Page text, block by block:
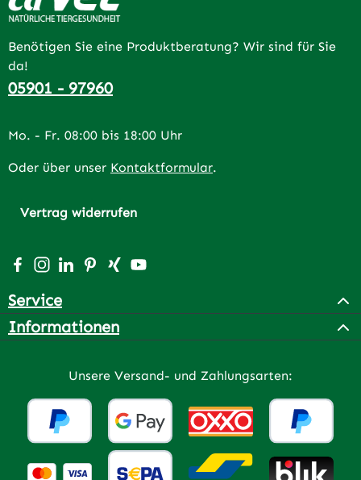
Benötigen Sie eine Produktberatung? Wir sind für Sie
da!
05901 - 97960
Mo. - Fr. 08:00 bis 18:00 Uhr
Oder über unser Kontaktformular.
Vertrag widerrufen
Besuche uns auf Facebook – öffnet in neuem Tab
Schau auf Instagram vorbei – öffnet in neuem Tab
Vernetze dich mit uns auf LinkedIn – öffnet in
Lass dich auf Pinterest inspirieren – öffnet
Vernetze dich mit uns auf Xing – öffnet
Sieh dir unsere Videos auf YouTube
Service
Informationen
Unsere Versand- und Zahlungsarten: